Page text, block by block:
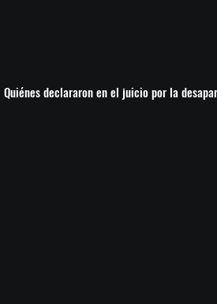
Quiénes declararon en el juicio por la